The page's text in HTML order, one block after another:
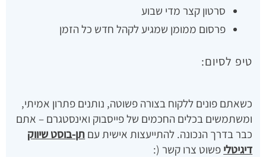
סרטון קצר מדי שבוע
פרסום ממומן שמגיע לקהל חדש כל הזמן
טיפ לסיום:
כשאתם פונים ללקוח בצורה פשוטה, נותנים פתרון אמיתי,
ומשתמשים בכלים החכמים של פייסבוק ואינסטגרם – אתם
כבר בדרך הנכונה. להתייעצות אישית עם תן-בוסט שיווק
דיגיטלי פשוט צרו קשר (: